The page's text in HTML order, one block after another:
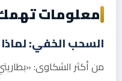
معلومات
السحب الخفي:
من أكثر الشكاوى: